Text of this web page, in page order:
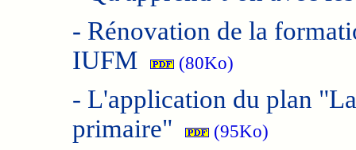
- Rénovation de la
IUFM
(80Ko)
- L'application du plan
primaire"
(95Ko)